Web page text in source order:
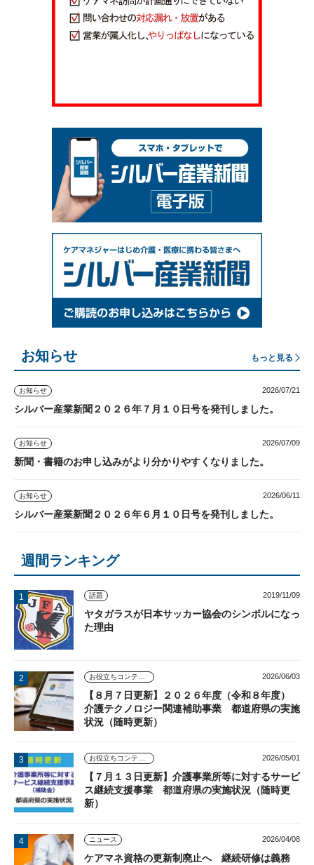
お知らせ もっと見る
お知らせ 2026/07/21
シルバー産業新聞２０２６年７月１０日号を発刊しました。
お知らせ 2026/07/09
新聞・書籍のお申し込みがより分かりやすくなりました。
お知らせ 2026/06/11
シルバー産業新聞２０２６年６月１０日号を発刊しました。
週間ランキング
話題 2019/11/09
ヤタガラスが日本サッカー協会のシンボルになっ
た理由
お役立ちコンテンツ 2026/06/03
【８月７日更新】２０２６年度（令和８年度）
介護テクノロジー関連補助事業 都道府県の実施
状況（随時更新）
お役立ちコンテンツ 2026/05/01
【７月１３日更新】介護事業所等に対するサービ
ス継続支援事業 都道府県の実施状況（随時更
新）
ニュース 2026/04/08
ケアマネ資格の更新制廃止へ 継続研修は義務